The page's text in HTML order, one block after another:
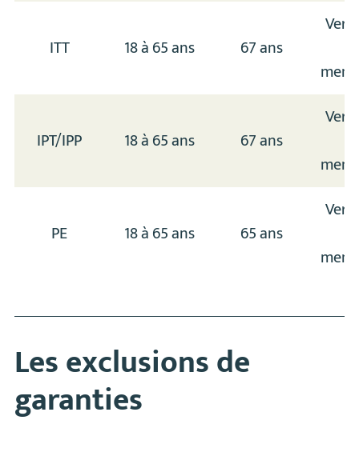
ITT 18 à 65 ans 67 ans
IPT/IPP 18 à 65 ans 67 ans
PE 18 à 65 ans 65 ans
Les exclusions de
garanties